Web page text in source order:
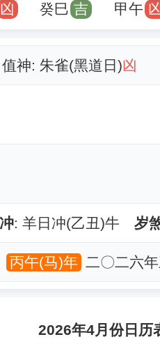
凶 癸巳 吉 甲午
神: 朱雀(黑道日)凶
: 羊日冲(乙丑)牛岁
丙午(马)年 二〇二六
2026年4月份日历